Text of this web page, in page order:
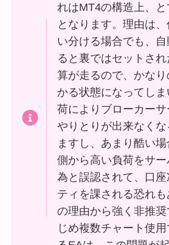
れはMT4の構造上、
となります。理由は
い分ける場合でも、
ると裏ではセットさ
算が走るので、かな
かる状態になってし
荷によりブローカー
やりとりが出来なく
ますし、あまり酷い
側から高い負荷をサ
為と誤認されて、口
ティを課される恐れ
の理由から強く非推
じめ複数チャート使